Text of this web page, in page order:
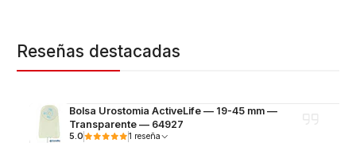
Reseñas destacadas
Bolsa Urostomia ActiveLife — 19-45 mm —
Transparente — 64927
5.0 1 reseña